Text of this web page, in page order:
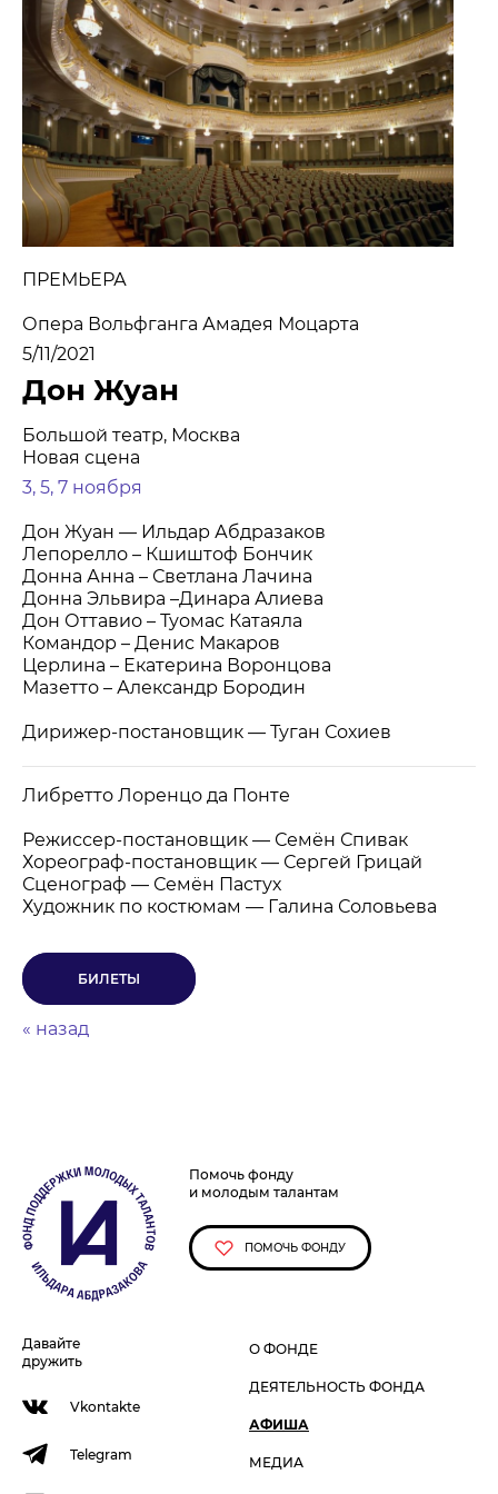
МЕДИА
НОВОСТИ
ПАРТНЕРЫ
ПРЕСС-СЛУЖБА
КОНТАКТЫ
+7 (915) 490-33-00
109544, Россия, г. Москва, ул. Школьная, 27 стр. 1
ПРЕМЬЕРА
Опера Вольфганга Амадея Моцарта
5/11/2021
Дон Жуан
Большой театр, Москва
Новая сцена
3, 5, 7 ноября
Дон Жуан — Ильдар Абдразаков
Лепорелло – Кшиштоф Бончик
Донна Анна – Светлана Лачина
Донна Эльвира –Динара Алиева
Дон Оттавио – Туомас Катаяла
Командор – Денис Макаров
Церлина – Екатерина Воронцова
Мазетто – Александр Бородин
Дирижер-постановщик — Туган Сохиев
Либретто Лоренцо да Понте
Режиссер-постановщик — Семён Спивак
Хореограф-постановщик — Сергей Грицай
Сценограф — Семён Пастух
Художник по костюмам — Галина Соловьева
БИЛЕТЫ
« назад
Помочь фонду
и молодым талантам
ПОМОЧЬ ФОНДУ
О ФОНДЕ
ДЕЯТЕЛЬНОСТЬ ФОНДА
АФИША
МЕДИА
Давайте
дружить
Vkontakte
Telegram